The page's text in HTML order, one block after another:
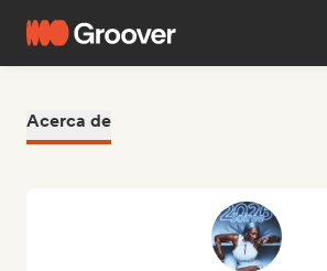
Acerca de